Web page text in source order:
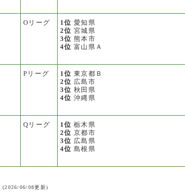
Oリーグ 1位 愛知県
2位 宮城県
3位 熊本市
4位 富山県Ａ
Pリーグ 1位 東京都Ｂ
2位 広島市
3位 秋田県
4位 沖縄県
Qリーグ 1位 栃木県
2位 京都市
3位 広島県
4位 島根県
(2026/06/08更新)